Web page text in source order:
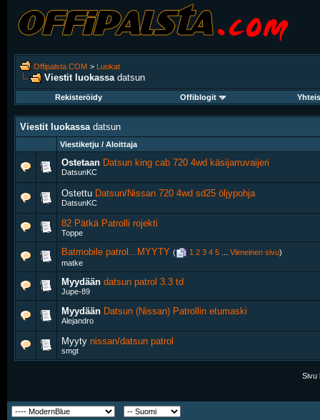
Offipalsta.COM > Luokat
Viestit luokassa datsun
Rekisteröidy Offiblogit
Viestit luokassa datsun
Viestiketju / Aloittaja
Ostetaan Datsun king cab 720 4wd käsijarruvaijeri
DatsunKC
Ostettu Datsun/Nissan 720 4wd sd25 öljypohja
DatsunKC
82 Pätkä Patrolli rojekti
Toppe
Batmobile patrol...MYYTY ( 1 2 3 4 5 Viimeinen sivu)
matke
Myydään datsun patrol 3.3 td
Jupe-89
Myydään Datsun (Nissan) Patrollin etumaski
Alejandro
Myyty nissan/datsun patrol
smgt
Sivu